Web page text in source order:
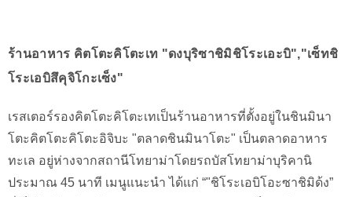
ร้านอาหาร คิตโตะคิโตะเท "ดงบุริซาชิมิชิโระเอะบิ","เซ็ทชิ
โระเอบิสึคุจิโกะเซ็ง"
เรสเตอร์รองคิตโตะคิโตะเทเป็นร้านอาหารที่ตั้งอยู่ในชินมินา
โตะคิตโตะคิโตะอิจิบะ "ตลาดชินมินาโตะ" เป็นตลาดอาหาร
ทะเล อยู่ห่างจากสถานีโทยาม่าโดยรถบัสโทยาม่าบุริคานิ
ประมาณ 45 นาที เมนูแนะนำ ได้แก่ “"ชิโระเอบิโอะซาชิมิด้ง”